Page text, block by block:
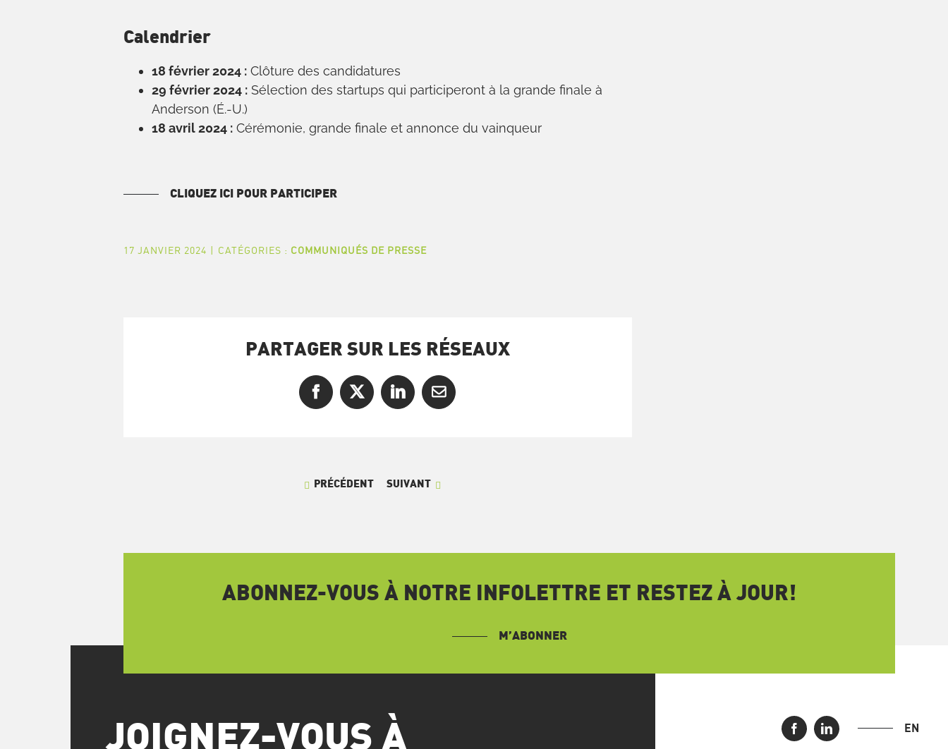
Calendrier
18 février 2024 :Clôture des candidatures
29 février 2024 :Sélection des startups qui participeront à la grande finale à
Anderson (É.-U.)
18 avril 2024 :Cérémonie, grande finale et annonce du vainqueur
CLIQUEZ ICI POUR PARTICIPER
17 JANVIER 2024 | CATÉGORIES : COMMUNIQUÉS DE PRESSE
PARTAGER SUR LES RÉSEAUX
Facebook
X LinkedInCourriel
PRÉCÉDENT SUIVANT
ABONNEZ-VOUS À NOTRE INFOLETTRE ET RESTEZ À JOUR!
M’ABONNER
JOIGNEZ-VOUS À EN